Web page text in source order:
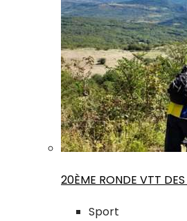
20ÈME RONDE VTT DES
Sport